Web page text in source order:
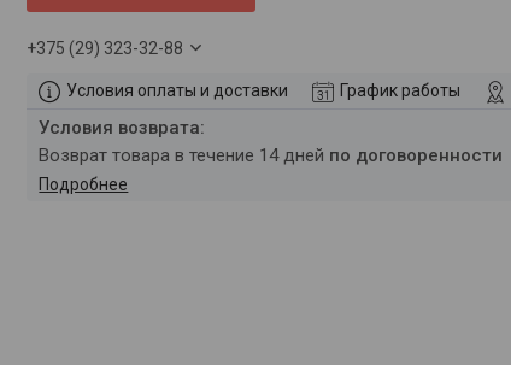
+375 (29) 323-32-88
Условия оплаты и доставки График работы
возврат товара в течение 14 дней по договоренности
Подробнее